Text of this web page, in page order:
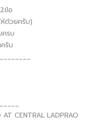
ข้อ
ห้ด้วยครับ)
ครบ
รับ
AT CENTRAL LADPRAO